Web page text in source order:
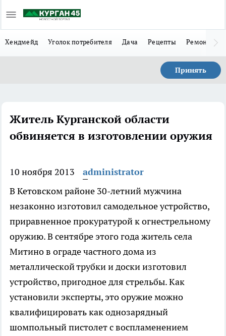
Хендмейд Уголок потребителя Дача Рецепты Ремонт
Принять
Житель Курганской области
обвиняется в изготовлении оружия
10 ноября 2013
administrator
В Кетовском районе 30-летний мужчина
незаконно изготовил самодельное устройство,
приравненное прокуратурой к огнестрельному
оружию.В сентябре этого года житель села
Митино в ограде частного дома из
металлической трубки и доски изготовил
устройство, пригодное для стрельбы. Как
установили эксперты, это оружие можно
квалифицировать как однозарядный
шомпольный пистолет с воспламенением